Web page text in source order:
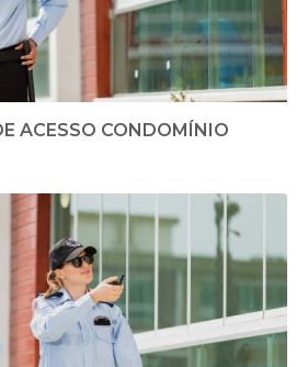
ACESSO CONDOMÍNIO